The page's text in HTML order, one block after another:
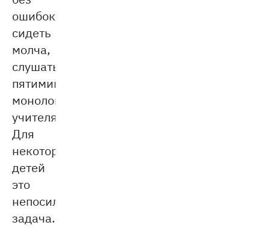
ошибок,
сидеть
молча,
слушать
пятиминутный
монолог
учителя.
Для
некоторых
детей
это
непосильная
задача.